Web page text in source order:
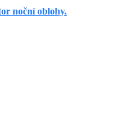
noční oblohy.